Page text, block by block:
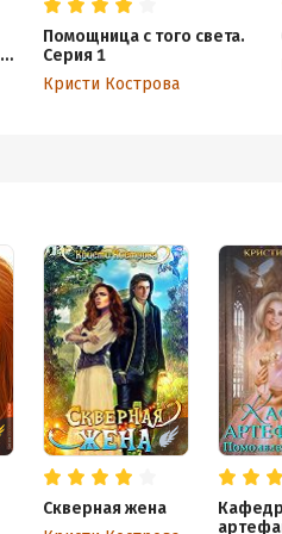
Скверная жена
Помощница с того света.
Серия 1
Кристи Кострова